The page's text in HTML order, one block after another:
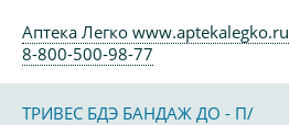
Аптека Легко www.aptekalegko.ru
8-800-500-98-77
ТРИВЕС БДЭ БАНДАЖ ДО - П/